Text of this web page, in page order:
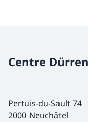
Centre
Pertuis-du-Sault 74
2000 Neuchâtel